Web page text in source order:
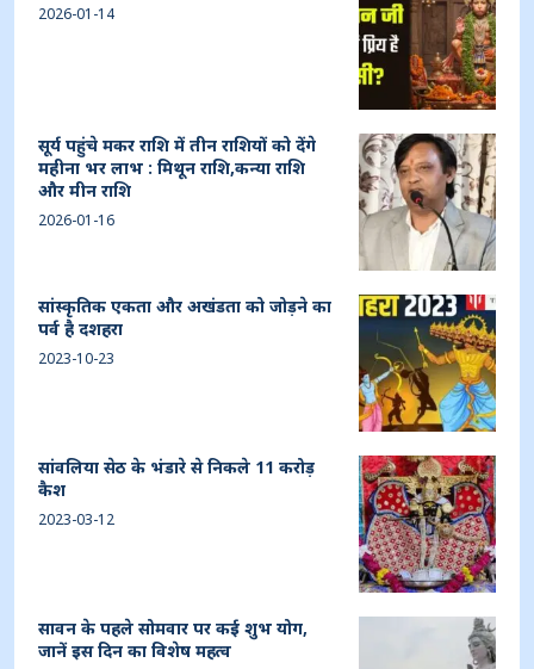
2026-01-14
सूर्य पहुंचे मकर राशि में तीन राशियों को देंगे
महीना भर लाभ : मिथून राशि,कन्या राशि
और मीन राशि
2026-01-16
सांस्कृतिक एकता और अखंडता को जोड़ने का
पर्व है दशहरा
2023-10-23
सांवलिया सेठ के भंडारे से निकले 11 करोड़
कैश
2023-03-12
सावन के पहले सोमवार पर कई शुभ योग,
जानें इस दिन का विशेष महत्व